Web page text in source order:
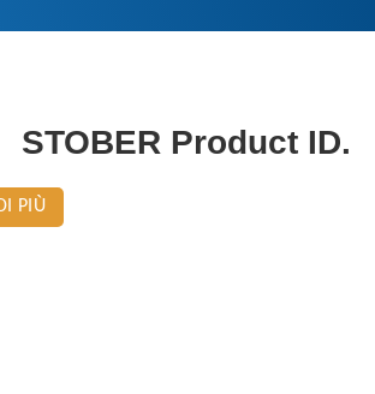
STOBER Product ID.
PIÙ